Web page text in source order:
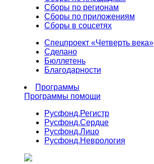
Сборы по регионам
Сборы по приложениям
Сборы в соцсетях
Спецпроект «Четверть века»
Сделано
Бюллетень
Благодарности
Программы
Программы помощи
Русфонд.Регистр
Русфонд.Сердце
Русфонд.Лицо
Русфонд.Неврология